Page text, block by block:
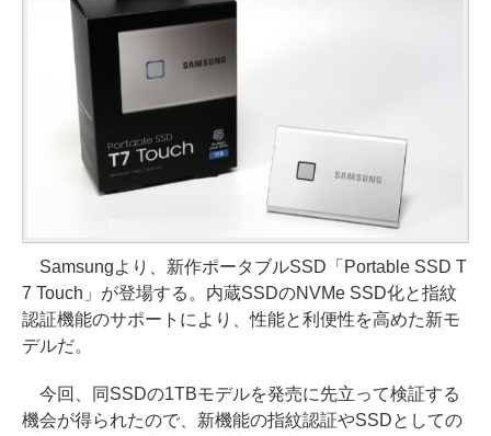
Samsungより、新作ポータブルSSD「Portable SSD T
7 Touch」が登場する。内蔵SSDのNVMe SSD化と指紋
認証機能のサポートにより、性能と利便性を高めた新モ
デルだ。
今回、同SSDの1TBモデルを発売に先立って検証する
機会が得られたので、新機能の指紋認証やSSDとしての